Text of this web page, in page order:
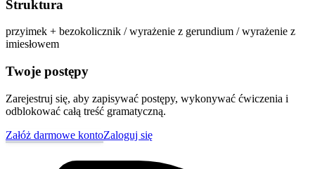
Struktura
przyimek + bezokolicznik / wyrażenie z gerundium / wyrażenie z
imiesłowem
Twoje postępy
Zarejestruj się, aby zapisywać postępy, wykonywać ćwiczenia i
odblokować całą treść gramatyczną.
Załóż darmowe kontoZaloguj się